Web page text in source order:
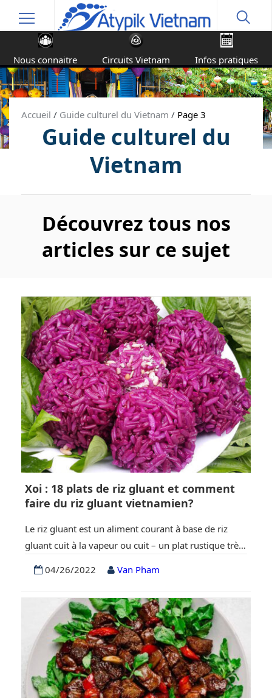
Nous connaitre Circuits Vietnam Infos pratiques
Accueil / Guide culturel du Vietnam / Page 3
Guide culturel du
Vietnam
Découvrez tous nos
articles sur ce sujet
Xoi : 18 plats de riz gluant et comment
faire du riz gluant vietnamien?
Le riz gluant est un aliment courant à base de riz
gluant cuit à la vapeur ou cuit – un plat rustique très
que Vietnamien, vous aimez peut-être aussi manger
du riz gluant ou vous avez déjà mangé ce plat au
moins une fois dans votre vie….
04/26/2022 Van Pham